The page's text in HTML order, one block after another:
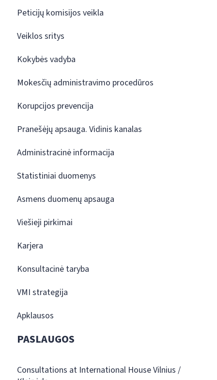
Peticijų komisijos veikla
Veiklos sritys
Kokybės vadyba
Mokesčių administravimo procedūros
Korupcijos prevencija
Pranešėjų apsauga. Vidinis kanalas
Administracinė informacija
Statistiniai duomenys
Asmens duomenų apsauga
Viešieji pirkimai
Karjera
Konsultacinė taryba
VMI strategija
Apklausos
PASLAUGOS
Consultations at International House Vilnius /